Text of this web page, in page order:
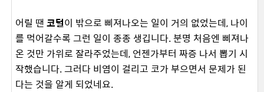
어릴 땐 코털이 밖으로 삐져나오는 일이 거의 없었는데, 나이
를 먹어갈수록 그런 일이 종종 생깁니다. 분명 처음엔 삐져나
온 것만 가위로 잘라주었는데, 언젠가부터 짜증 나서 뽑기 시
작했습니다. 그러다 비염이 걸리고 코가 부으면서 문제가 된
다는 것을 알게 되었네요.